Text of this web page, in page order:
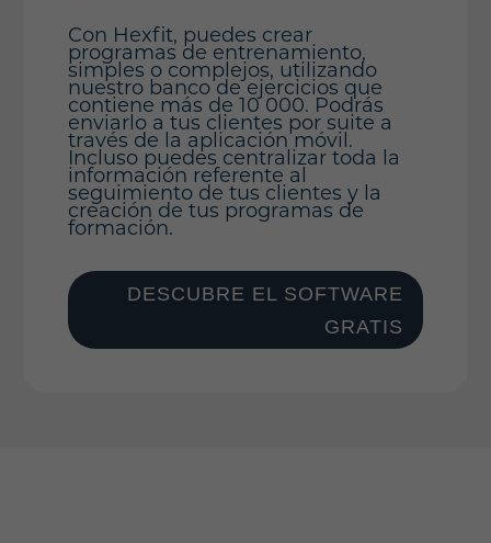
Con Hexfit, puedes crear
programas de entrenamiento,
simples o complejos, utilizando
nuestro banco de ejercicios que
contiene más de 10 000. Podrás
enviarlo a tus clientes por suite a
través de la aplicación móvil.
Incluso puedes centralizar toda la
información referente al
seguimiento de tus clientes y la
creación de tus programas de
formación.
DESCUBRE EL SOFTWARE
GRATIS